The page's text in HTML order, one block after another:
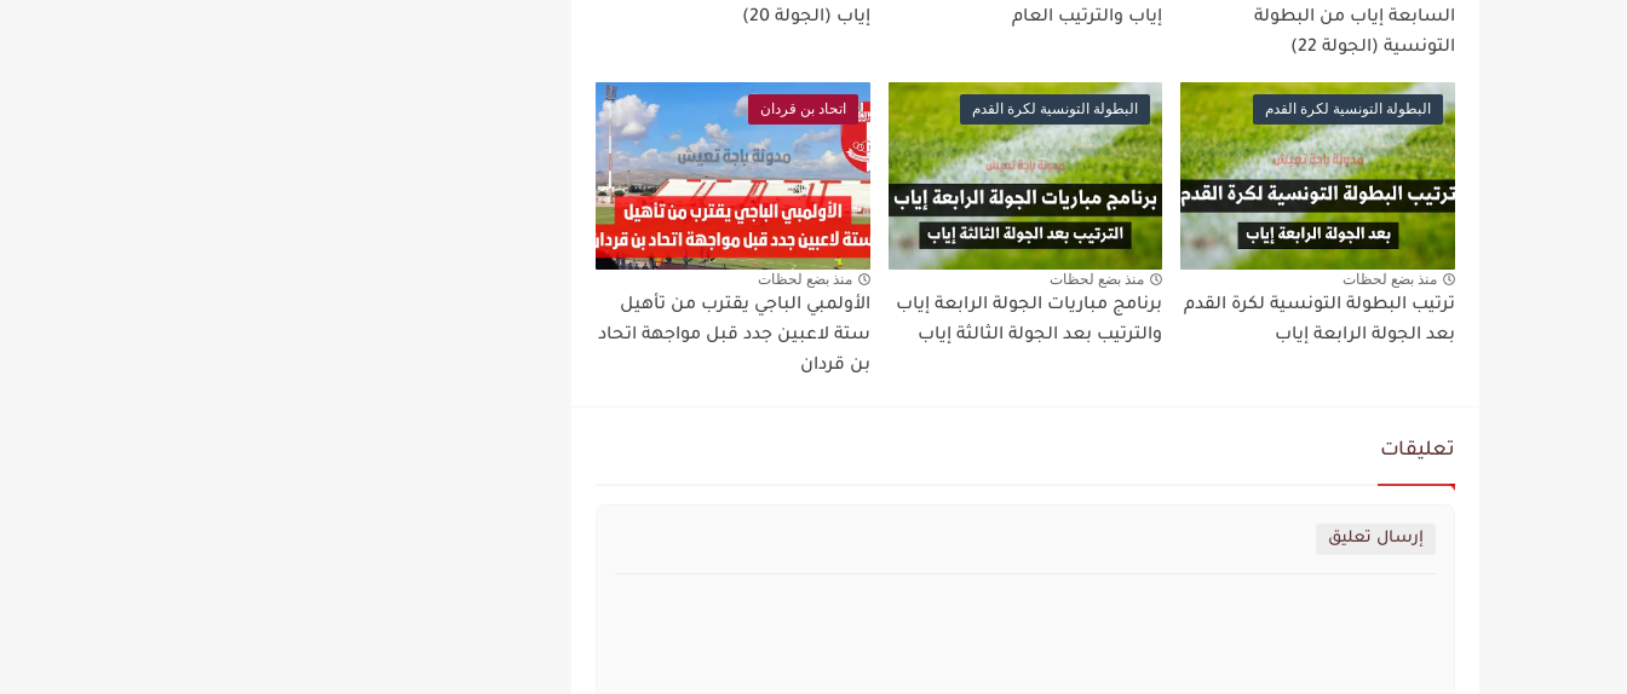
السابعة إياب من البطولة
التونسية (الجولة 22)
إياب والترتيب العام
إياب (الجولة 20)
البطولة التونسية لكرة القدم
منذ بضع لحظات
ترتيب البطولة التونسية لكرة القدم
بعد الجولة الرابعة إياب
البطولة التونسية لكرة القدم
منذ بضع لحظات
برنامج مباريات الجولة الرابعة إياب
والترتيب بعد الجولة الثالثة إياب
اتحاد بن قردان
منذ بضع لحظات
الأولمبي الباجي يقترب من تأهيل
ستة لاعبين جدد قبل مواجهة اتحاد
بن قردان
تعليقات
إرسال تعليق